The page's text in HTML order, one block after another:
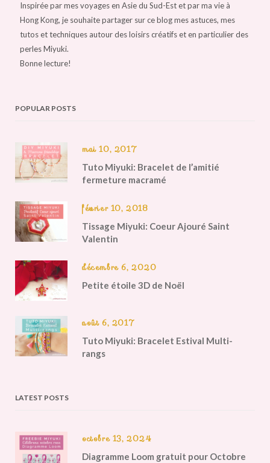
Inspirée par mes voyages en Asie du Sud-Est et par ma vie à
Hong Kong, je souhaite partager sur ce blog mes astuces, mes
tutos et techniques autour des loisirs créatifs et en particulier des
perles Miyuki.
Bonne lecture!
POPULAR POSTS
mai 10, 2017
Tuto Miyuki: Bracelet de l’amitié
fermeture macramé
février 10, 2018
Tissage Miyuki: Coeur Ajouré Saint
Valentin
décembre 6, 2020
Petite étoile 3D de Noël
août 6, 2017
Tuto Miyuki: Bracelet Estival Multi-
rangs
LATEST POSTS
octobre 13, 2024
Diagramme Loom gratuit pour Octobre